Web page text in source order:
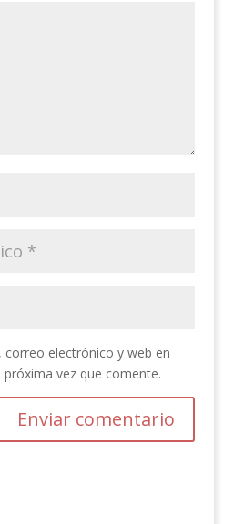
correo electrónico y web en
vez que comente.